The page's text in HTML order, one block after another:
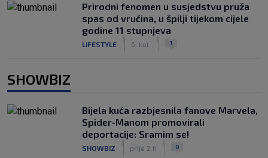
Prirodni fenomen u susjedstvu pruža
spas od vrućina, u špilji tijekom cijele
godine 11 stupnjeva
LIFESTYLE 6. kol. 1
SHOWBIZ
Bijela kuća razbjesnila fanove Marvela,
Spider-Manom promovirali
deportacije: Sramim se!
SHOWBIZ prije 2 h 0